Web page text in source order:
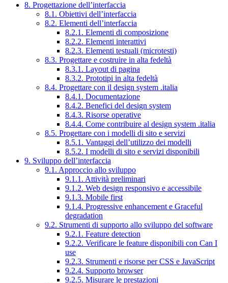
8. Progettazione dell’interfaccia
8.1. Obiettivi dell’interfaccia
8.2. Elementi dell’interfaccia
8.2.1. Elementi di composizione
8.2.2. Elementi interattivi
8.2.3. Elementi testuali (microtesti)
8.3. Progettare e costruire in alta fedeltà
8.3.1. Layout di pagina
8.3.2. Prototipi in alta fedeltà
8.4. Progettare con il design system .italia
8.4.1. Documentazione
8.4.2. Benefici del design system
8.4.3. Risorse operative
8.4.4. Come contribuire al design system .italia
8.5. Progettare con i modelli di sito e servizi
8.5.1. Vantaggi dell’utilizzo dei modelli
8.5.2. I modelli di sito e servizi disponibili
9. Sviluppo dell’interfaccia
9.1. Approccio allo sviluppo
9.1.1. Attività preliminari
9.1.2. Web design responsivo e accessibile
9.1.3. Mobile first
9.1.4. Progressive enhancement e Graceful
degradation
9.2. Strumenti di supporto allo sviluppo del software
9.2.1. Feature detection
9.2.2. Verificare le feature disponibili con Can I
use
9.2.3. Strumenti e risorse per CSS e JavaScript
9.2.4. Supporto browser
9.2.5. Misurare le prestazioni